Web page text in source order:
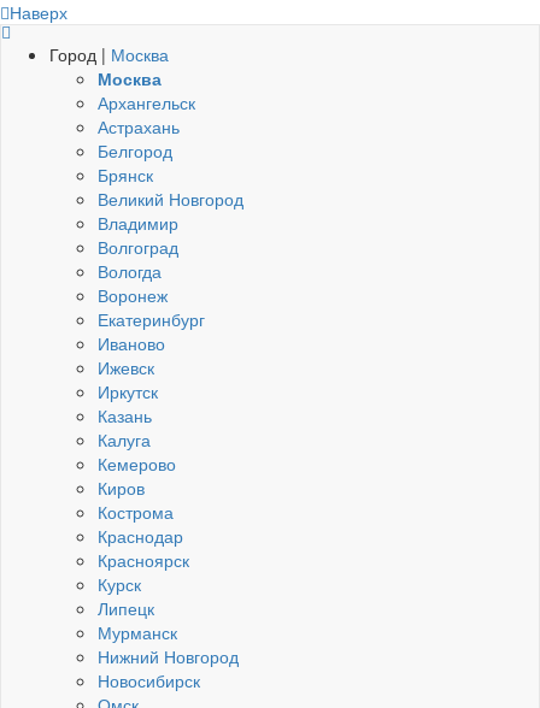
Наверх
Город | Москва
Москва
Архангельск
Астрахань
Белгород
Брянск
Великий Новгород
Владимир
Волгоград
Вологда
Воронеж
Екатеринбург
Иваново
Ижевск
Иркутск
Казань
Калуга
Кемерово
Киров
Кострома
Краснодар
Красноярск
Курск
Липецк
Мурманск
Нижний Новгород
Новосибирск